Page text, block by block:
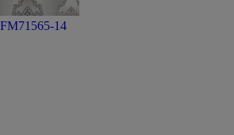
FM71565-14